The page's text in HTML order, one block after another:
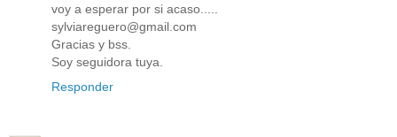
voy a esperar por si acaso.....
sylviareguero@gmail.com
Gracias y bss.
Soy seguidora tuya.
Responder